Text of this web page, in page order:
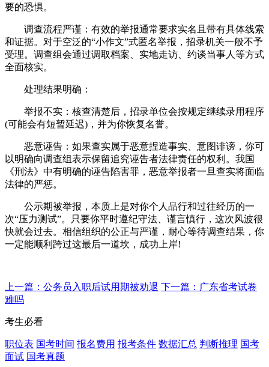
要的恐惧。
调查流程严谨：有效的举报通常要求实名且带有具体线索
和证据。对于空泛的“小作文”式匿名举报，招录机关一般不予
受理。调查组会通过调取档案、实地走访、约谈当事人等方式
全面核实。
处理结果明确：
举报不实：核查清楚后，招录单位会按规定继续录用程序
(可能会有短暂延迟)，并为你恢复名誉。
恶意诬告：如果查实属于恶意捏造事实、意图诽谤，你可
以明确向调查组表示保留追究诬告者法律责任的权利。我国
《刑法》中有明确的诬告陷害罪，恶意举报者一旦查实将面临
法律的严惩。
公示期被举报，本质上是对你个人品行和过往经历的一
次“压力测试”。只要你平时遵纪守法、谨言慎行，这次风波很
快就会过去。相信组织的公正与严谨，耐心等待调查结果，你
一定能顺利跨过这最后一道坎，成功上岸!
上一篇：公务员入职后试用期被劝退 下一篇：广东省考试卷
难吗
考生必看
职位表 国考时间 报名费用 报考条件 数据汇总 判断推理 国考
面试 国考真题